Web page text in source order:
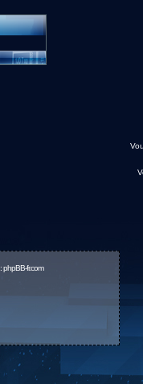
phpBB-fr.com